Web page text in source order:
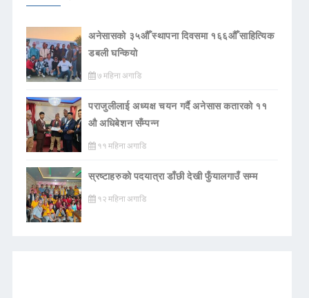
अनेसासको ३५औँ स्थापना दिवसमा १६६औँ साहित्यिक
डबली घन्कियाे
७ महिना अगाडि
पराजुलीलाई अध्यक्ष चयन गर्दै अनेसास कतारको ११
औ अधिबेशन सँम्पन्न
११ महिना अगाडि
स्रष्टाहरुको पदयात्रा डाँछी देखी फुँयालगाउँ सम्म
१२ महिना अगाडि